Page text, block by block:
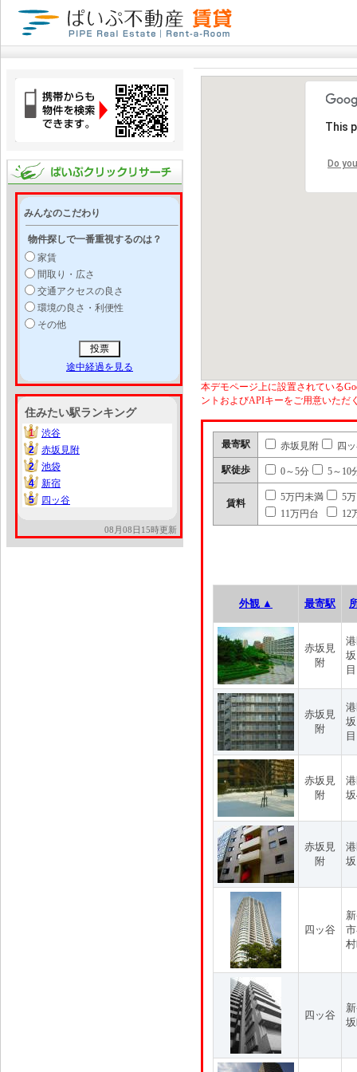
みんなのこだわり
物件探しで一番重視するのは？
家賃
間取り・広さ
交通アクセスの良さ
環境の良さ・利便性
その他
途中経過を見る
住みたい駅ランキング
1
1
渋谷
2
2
赤坂見附
2
2
池袋
4
4
新宿
5
5 四ッ谷
08月08日15時更新
This
Do
本デモページ上に設置されている
ントおよびAPIキーをご用意いただ
最寄駅 赤坂見附 四
駅徒歩 0～5分 5～10
賃料
5万円未満
5
11万円台
12
外観 ▲ 最寄駅
赤坂見
附
目
赤坂見
附
目
赤坂見
附
赤坂見
附
四ッ谷
四ッ谷